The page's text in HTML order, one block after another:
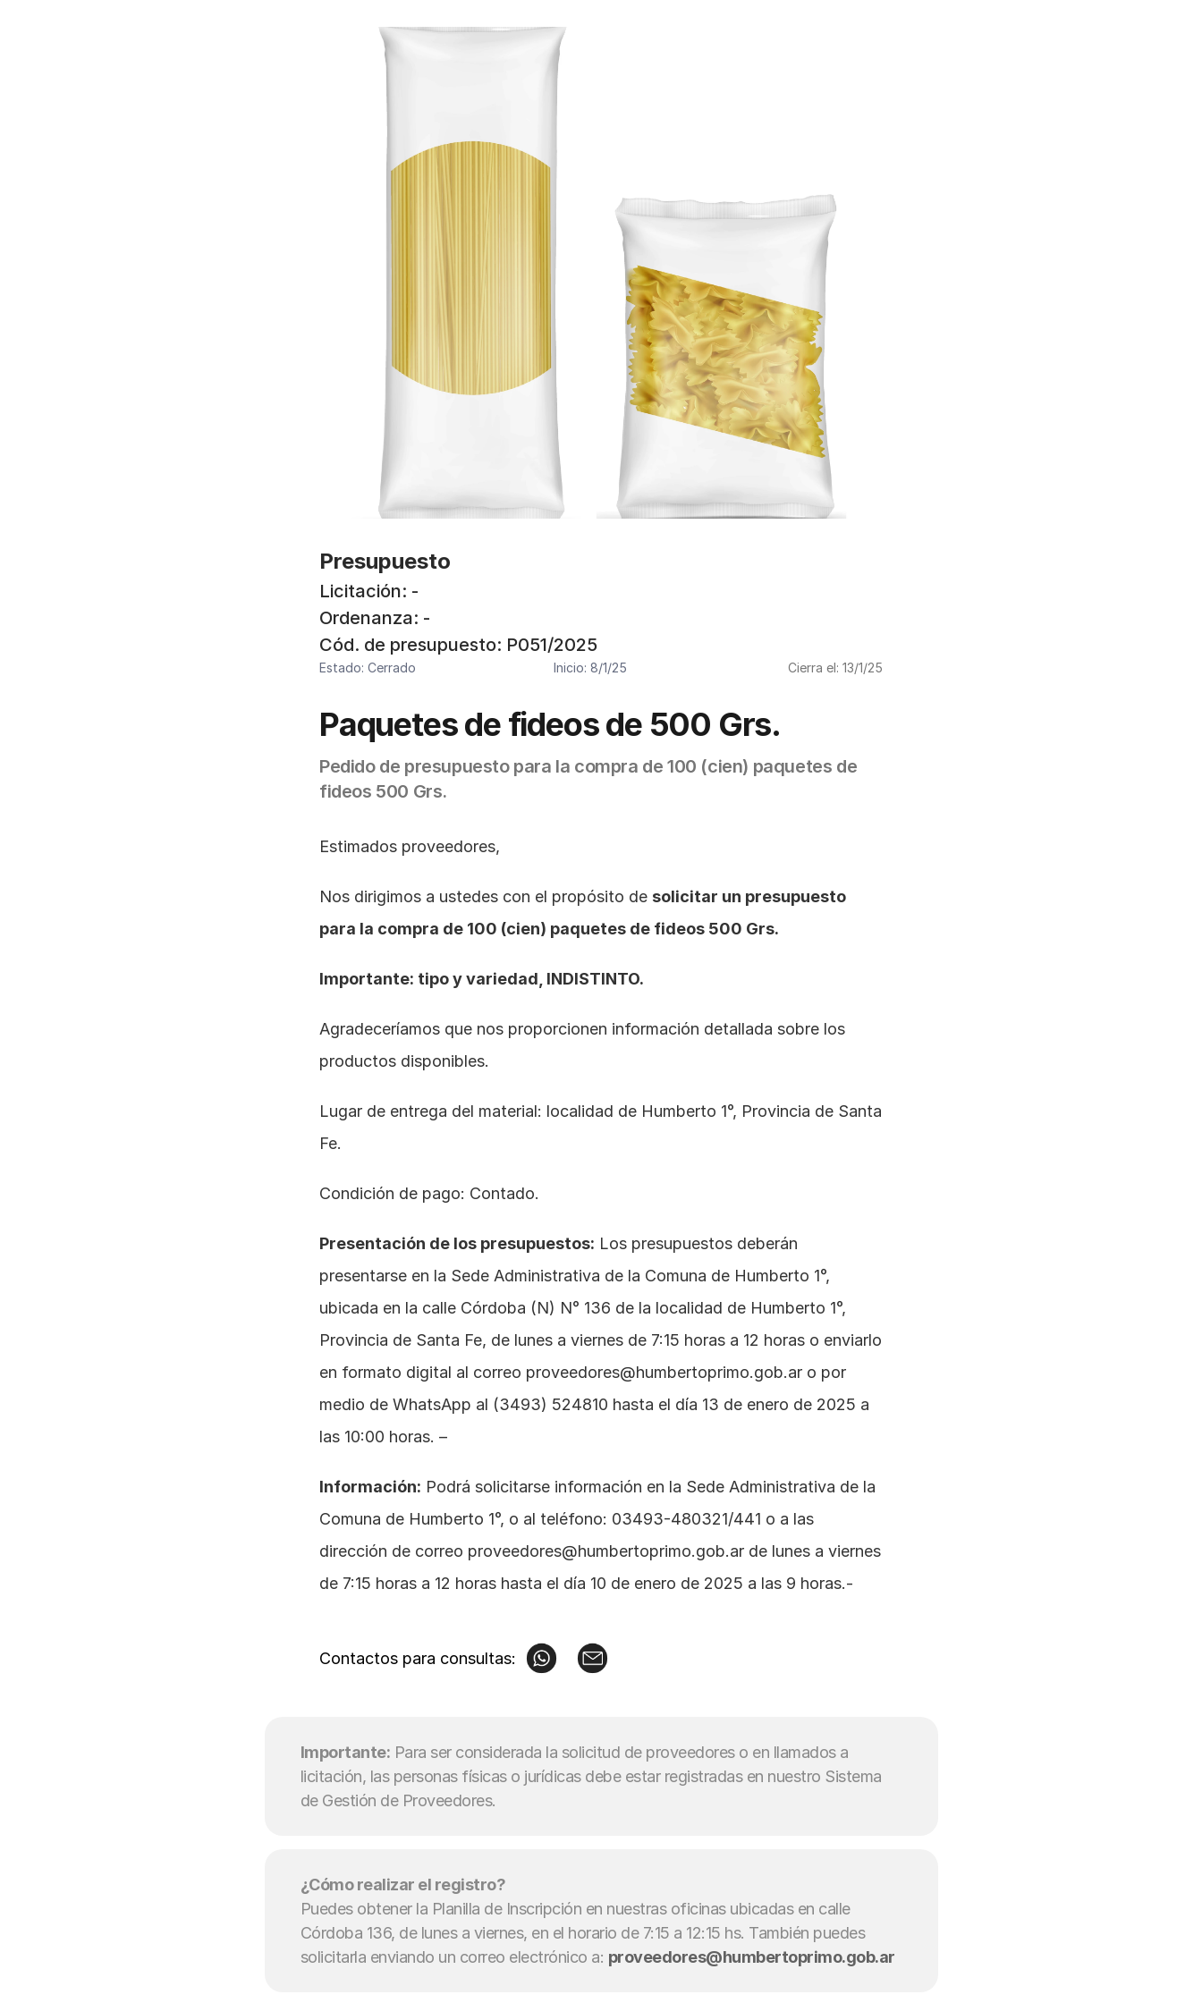
Presupuesto
Licitación: -
Ordenanza: -
Cód. de presupuesto: P051/2025
Estado: Cerrado Inicio: 8/1/25 Cierra el: 13/1/25
Paquetes de fideos de 500 Grs.
Pedido de presupuesto para la compra de 100 (cien) paquetes de
fideos 500 Grs.
Estimados proveedores,
Nos dirigimos a ustedes con el propósito de solicitar un presupuesto
para la compra de 100 (cien) paquetes de fideos 500 Grs.
Importante: tipo y variedad, INDISTINTO.
Agradeceríamos que nos proporcionen información detallada sobre los
productos disponibles.
Lugar de entrega del material: localidad de Humberto 1°, Provincia de Santa
Fe.
Condición de pago: Contado.
Presentación de los presupuestos: Los presupuestos deberán
presentarse en la Sede Administrativa de la Comuna de Humberto 1°,
ubicada en la calle Córdoba (N) N° 136 de la localidad de Humberto 1°,
Provincia de Santa Fe, de lunes a viernes de 7:15 horas a 12 horas o enviarlo
en formato digital al correo proveedores@humbertoprimo.gob.ar o por
medio de WhatsApp al (3493) 524810 hasta el día 13 de enero de 2025 a
las 10:00 horas. –
Información: Podrá solicitarse información en la Sede Administrativa de la
Comuna de Humberto 1°, o al teléfono: 03493-480321/441 o a las
dirección de correo proveedores@humbertoprimo.gob.ar de lunes a viernes
de 7:15 horas a 12 horas hasta el día 10 de enero de 2025 a las 9 horas.-
Contactos para consultas:
Importante: Para ser considerada la solicitud de proveedores o en llamados a
licitación, las personas físicas o jurídicas debe estar registradas en nuestro Sistema
de Gestión de Proveedores.
¿Cómo realizar el registro?
Puedes obtener la Planilla de Inscripción en nuestras oficinas ubicadas en calle
Córdoba 136, de lunes a viernes, en el horario de 7:15 a 12:15 hs. También puedes
solicitarla enviando un correo electrónico a: proveedores@humbertoprimo.gob.ar